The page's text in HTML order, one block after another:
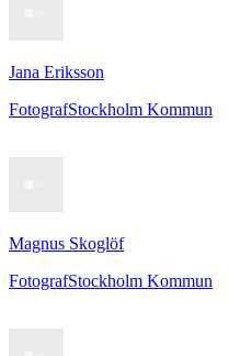
Jana Eriksson
FotografStockholm Kommun
Magnus Skoglöf
FotografStockholm Kommun